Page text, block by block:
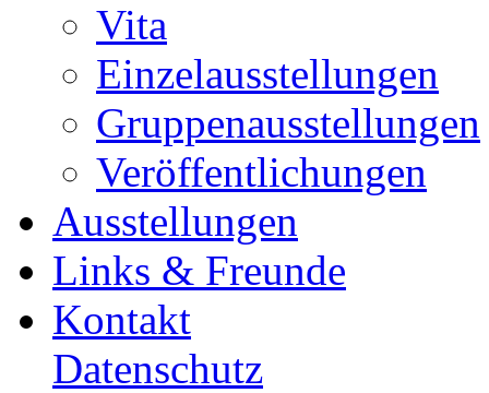
Vita
Einzelausstellungen
Gruppenausstellungen
Veröffentlichungen
Ausstellungen
Links & Freunde
Kontakt
Datenschutz